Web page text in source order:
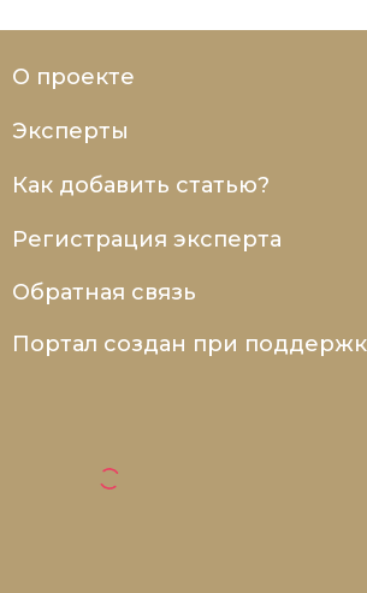
О проекте
Эксперты
Как добавить статью?
Регистрация эксперта
Обратная связь
Портал создан при